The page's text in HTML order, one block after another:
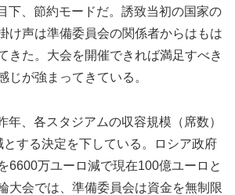
下、節約モードだ。誘致当初の国家の
け声は準備委員会の関係者からはもは
きた。大会を開催できれば満足すべき
じが強まってきている。
年、各スタジアムの収容規模（席数）
とする決定を下している。ロシア政府
6600万ユーロ減で現在100億ユーロと
大会では、準備委員会は資金を無制限